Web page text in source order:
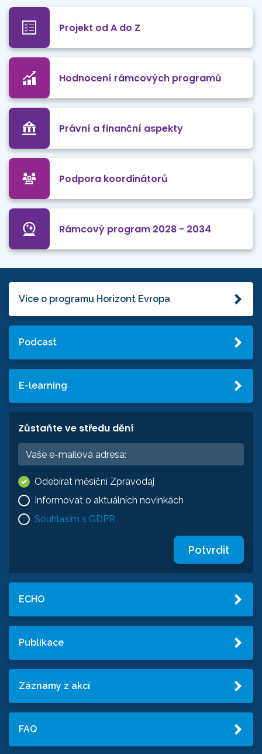
Projekt od A do Z
Hodnocení rámcových programů
Právní a finanční aspekty
Podpora koordinátorů
Rámcový program 2028 - 2034
Více o programu Horizont Evropa
Podcast
E-learning
Zůstaňte ve středu dění
Odebírat měsíční Zpravodaj
Informovat o aktuálních novinkách
Souhlasím s GDPR
Potvrdit
ECHO
Publikace
Záznamy z akcí
FAQ